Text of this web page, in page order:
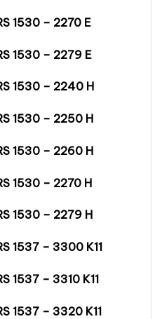
1530 – 2270 E
1530 – 2279 E
1530 – 2240 H
1530 – 2250 H
1530 – 2260 H
1530 – 2270 H
1530 – 2279 H
1537 – 3300 K11
1537 – 3310 K11
1537 – 3320 K11